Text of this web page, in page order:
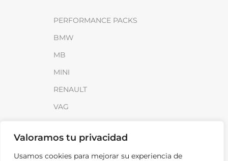
Valoramos tu privacidad
Usamos cookies para mejorar su experiencia de
PERFORMANCE PACKS
BMW
MB
MINI
RENAULT
VAG
INFORMACIÓN
Sobre SparkLoad